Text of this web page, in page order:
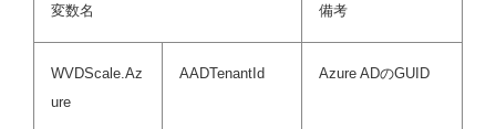
変数名 備考
WVDScale.Az
ure
AADTenantId Azure ADのGUID